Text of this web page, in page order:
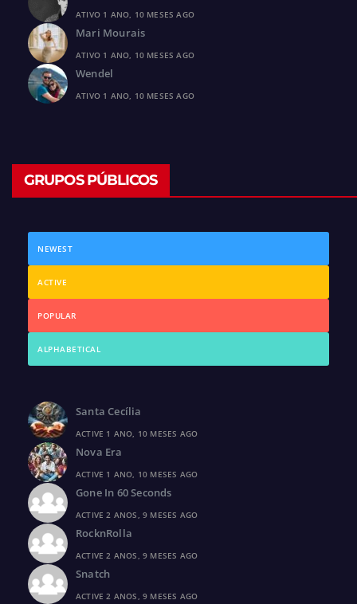
ATIVO 1 ANO, 10 MESES AGO
Mari Mourais
ATIVO 1 ANO, 10 MESES AGO
Wendel
ATIVO 1 ANO, 10 MESES AGO
GRUPOS PÚBLICOS
NEWEST
ACTIVE
POPULAR
ALPHABETICAL
Santa Cecília
ACTIVE 1 ANO, 10 MESES AGO
Nova Era
ACTIVE 1 ANO, 10 MESES AGO
Gone In 60 Seconds
ACTIVE 2 ANOS, 9 MESES AGO
RocknRolla
ACTIVE 2 ANOS, 9 MESES AGO
Snatch
ACTIVE 2 ANOS, 9 MESES AGO